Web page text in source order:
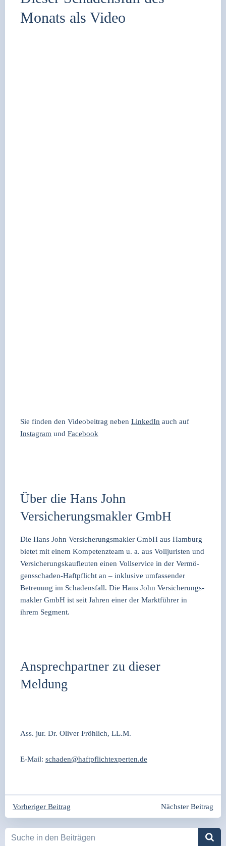
Monats als Video
Sie fin­den den Video­bei­trag neben Lin­ke­dIn auch auf
Insta­gram und Face­book
Über die Hans John
Versicherungsmakler GmbH
Die Hans John Ver­si­che­rungs­mak­ler GmbH aus Ham­burg
bie­tet mit einem Kom­pe­tenz­team u. a. aus Voll­ju­ris­ten und
Ver­si­che­rungs­kauf­leu­ten einen Voll­ser­vice in der Ver­mö­
gens­scha­den-Haft­pflicht an – inklu­si­ve umfas­sen­der
Betreu­ung im Scha­dens­fall. Die Hans John Ver­si­che­rungs­
mak­ler GmbH ist seit Jah­ren einer der Markt­füh­rer in
ihrem Seg­ment.
Ansprechpartner zu dieser
Meldung
Ass. jur. Dr. Oli­ver Fröh­lich, LL.M.
E‑Mail: schaden@haftpflichtexperten.de
Beitragsnavigation
Vorheriger Beitrag Beitragsnavigation
Nächster Beitrag